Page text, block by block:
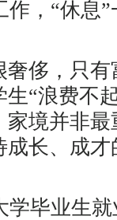
，“休息
侈，只有
“浪费不
家境并非
成长、成
毕业生就